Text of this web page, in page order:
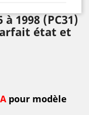
à 1998 (PC31)
état et
pour modèle